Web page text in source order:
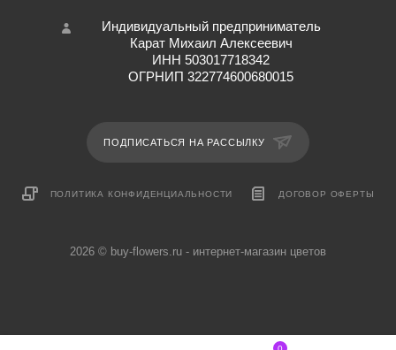
Индивидуальный предприниматель
Карат Михаил Алексеевич
ИНН 503017718342
ОГРНИП 322774600680015
ПОДПИСАТЬСЯ НА РАССЫЛКУ
ПОЛИТИКА КОНФИДЕНЦИАЛЬНОСТИ ДОГОВОР ОФЕРТЫ
2026 © buy-flowers.ru - интернет-магазин цветов